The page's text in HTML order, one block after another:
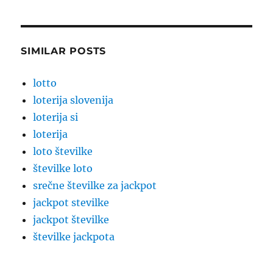
SIMILAR POSTS
lotto
loterija slovenija
loterija si
loterija
loto številke
številke loto
srečne številke za jackpot
jackpot stevilke
jackpot številke
številke jackpota